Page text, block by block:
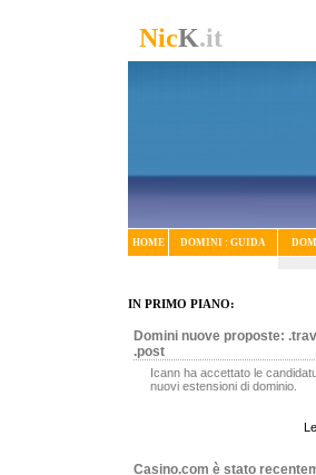
NicK.it
HOME DOMINI : GUIDA
IN PRIMO PIANO:
Domini nuove proposte:
.post
Icann ha accettato le
nuovi estensioni di dominio.
Casino.com è stato